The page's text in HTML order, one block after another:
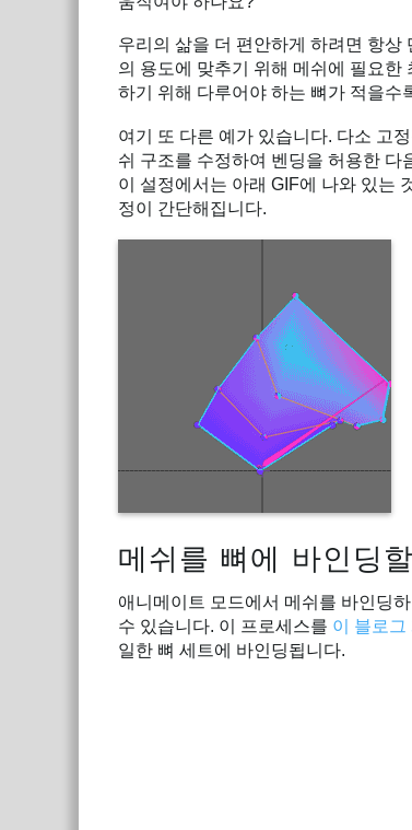
우리의 삶을 더 편안하게 하려면 항상
의 용도에 맞추기 위해 메쉬에 필요
하기 위해 다루어야 하는 뼈가 적을수
여기 또 다른 예가 있습니다. 다소 고
쉬 구조를 수정하여 벤딩을 허용한
이 설정에서는 아래 GIF에 나와 있는
정이 간단해집니다.
메쉬를 뼈에 바인딩
애니메이트 모드에서 메쉬를 바인딩
수 있습니다. 이 프로세스를 이 블로그
일한 뼈 세트에 바인딩됩니다.